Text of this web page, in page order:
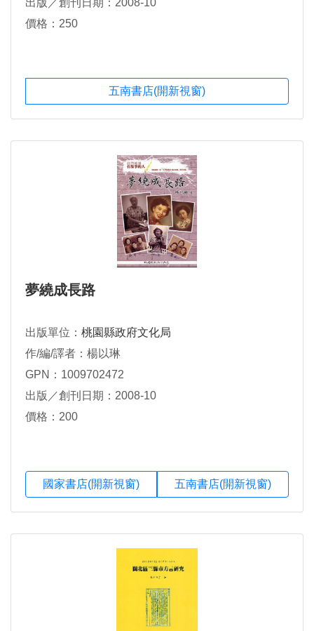
出版／創刊日期：2008-10
價格：250
五南書店(開新視窗)
夢繞成長路
出版單位： 桃園縣政府文化局
作/編/譯者：楊以琳
GPN：1009702472
出版／創刊日期：2008-10
價格：200
國家書店(開新視窗) 五南書店(開新視窗)